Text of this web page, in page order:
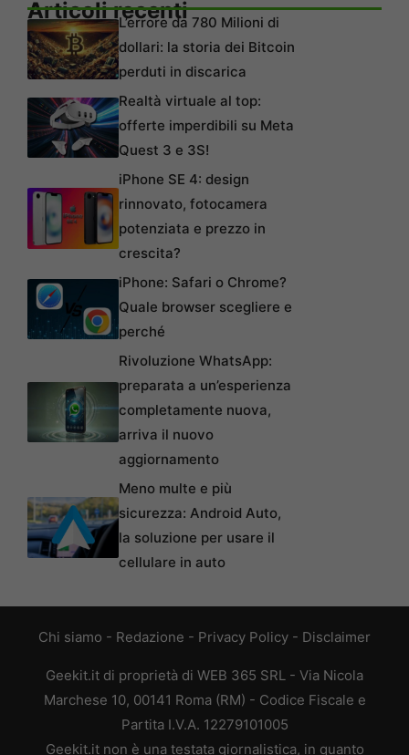
Articoli recentiL’errore da 780 Milioni di
dollari: la storia dei Bitcoin
perduti in discarica
Realtà virtuale al top:
offerte imperdibili su Meta
Quest 3 e 3S!
iPhone SE 4: design
rinnovato, fotocamera
potenziata e prezzo in
crescita?
iPhone: Safari o Chrome?
Quale browser scegliere e
perché
Rivoluzione WhatsApp:
preparata a un’esperienza
completamente nuova,
arriva il nuovo
aggiornamento
Meno multe e più
sicurezza: Android Auto,
la soluzione per usare il
cellulare in auto
Chi siamo - Redazione - Privacy Policy - Disclaimer
Geekit.it di proprietà di WEB 365 SRL - Via Nicola
Marchese 10, 00141 Roma (RM) - Codice Fiscale e
Partita I.V.A. 12279101005
Geekit.it non è una testata giornalistica, in quanto